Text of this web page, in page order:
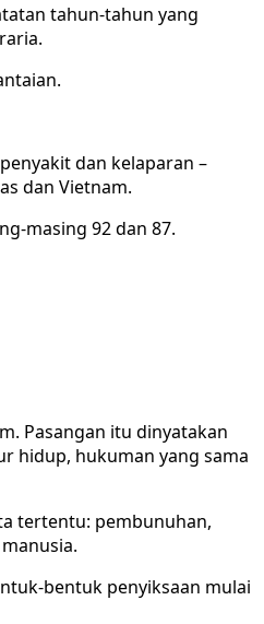
tahun-tahun yang
dan kelaparan –
dan Vietnam.
masing 92 dan 87.
Pasangan itu dinyatakan
hidup, hukuman yang sama
tertentu: pembunuhan,
bentuk penyiksaan mulai